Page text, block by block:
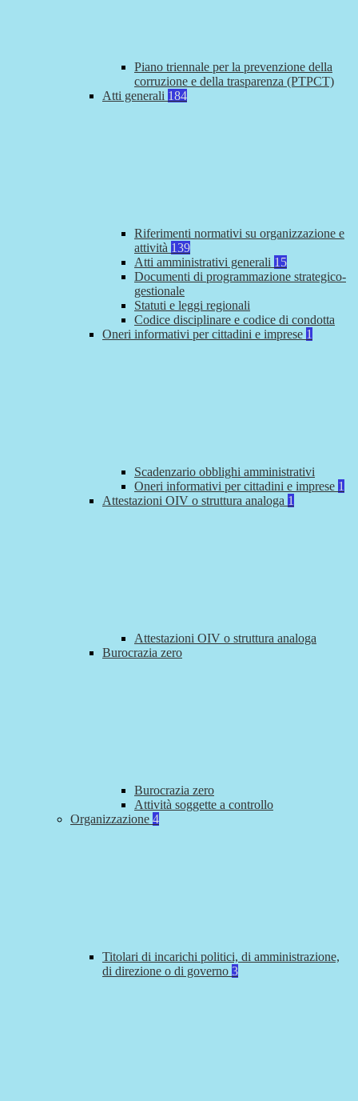
Piano triennale per la prevenzione della
corruzione e della trasparenza (PTPCT)
Atti generali 184
Riferimenti normativi su organizzazione e
attività 139
Atti amministrativi generali 15
Documenti di programmazione strategico-
gestionale
Statuti e leggi regionali
Codice disciplinare e codice di condotta
Oneri informativi per cittadini e imprese 1
Scadenzario obblighi amministrativi
Oneri informativi per cittadini e imprese 1
Attestazioni OIV o struttura analoga 1
Attestazioni OIV o struttura analoga
Burocrazia zero
Burocrazia zero
Attività soggette a controllo
Organizzazione 4
Titolari di incarichi politici, di amministrazione,
di direzione o di governo 3